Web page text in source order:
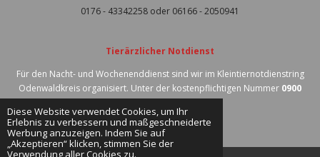
Diese Website verwendet Cookies, um Ihr
Erlebnis zu verbessern und maßgeschneiderte
Werbung anzuzeigen. Indem Sie auf
„Akzeptieren“ klicken, stimmen Sie der
Verwendung aller Cookies zu.
0176 - 43342258 oder 06166 - 2050941
Tierärzlicher Notdienst
Für den Nacht- und Wochenenddienst sind wir im Kleintiernotdienstring
Odenwaldkreis organisiert. Unter der kostenpflichtigen Nummer 0900
700 700 8(2,49€/Min.
© 2022 - 2026 Hundeschule - Silvia